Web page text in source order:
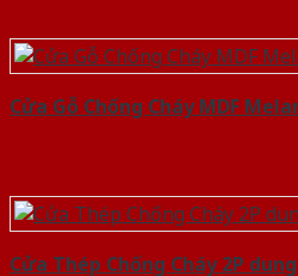
Cửa Gỗ Chống Cháy MDF
Cửa Thép Chống Cháy 2P